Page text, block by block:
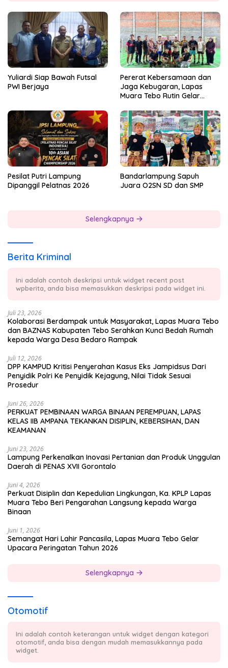
Yuliardi Siap Bawah Futsal
PWI Berjaya
Pererat Kebersamaan dan
Jaga Kebugaran, Lapas
Muara Tebo Rutin Gelar
Pesilat Putri Lampung
Dipanggil Pelatnas 2026
Bandarlampung Sapuh
Juara O2SN SD dan SMP
Selengkapnya
Berita Kriminal
Ini adalah contoh deskripsi untuk widget recent post
wpberita, anda bisa memasukkan deskripsi pada widget ini.
Juli 23, 2026
Kolaborasi Berdampak untuk Masyarakat, Lapas Muara Tebo
dan BAZNAS Kabupaten Tebo Serahkan Kunci Bedah Rumah
kepada Warga Desa Bedaro Rampak
Juli 12, 2026
DPP KAMPUD Kritisi Penyerahan Kasus Eks Jampidsus Dari
Penyidik Polri Ke Penyidik Kejagung, Nilai Tidak Sesuai
Prosedur
Juni 26, 2026
PERKUAT PEMBINAAN WARGA BINAAN PEREMPUAN, LAPAS
KELAS IIB AMPANA TEKANKAN DISIPLIN, KEBERSIHAN, DAN
KEAMANAN
Juni 23, 2026
Lampung Perkenalkan Inovasi Pertanian dan Produk Unggulan
Daerah di PENAS XVII Gorontalo
Juni 4, 2026
Perkuat Disiplin dan Kepedulian Lingkungan, Ka. KPLP Lapas
Muara Tebo Beri Pengarahan Langsung kepada Warga
Binaan
Juni 1, 2026
Semangat Hari Lahir Pancasila, Lapas Muara Tebo Gelar
Upacara Peringatan Tahun 2026
Selengkapnya
Otomotif
Ini adalah contoh keterangan untuk widget dengan kategori
otomotif, anda bisa dengan mudah memasukkannya pada
widget.